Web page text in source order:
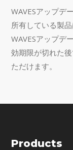
WAVESアップデ
所有している製
WAVESアップデ
効期限が切れた
ただけます。
Products